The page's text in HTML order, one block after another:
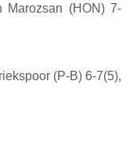
(HON) 7-
(P-B) 6-7(5),